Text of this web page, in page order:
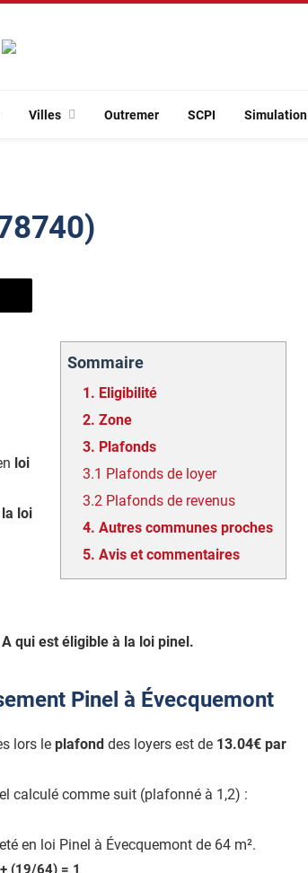
Villes Outremer SCPI Simulation
Sommaire
1. Eligibilité
2. Zone
3. Plafonds
3.1 Plafonds de loyer
3.2 Plafonds de revenus
4. Autres communes proches
5. Avis et commentaires
loi
loi
qui est éligible à la loi pinel.
Pinel à Évecquemont
lors le plafond des loyers est de 13.04€ par
calculé comme suit (plafonné à 1,2) :
en loi Pinel à Évecquemont de 64 m².
(19/64) = 1